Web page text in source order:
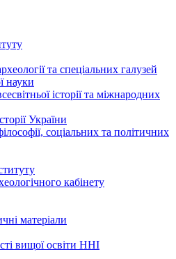
та спеціальних галузей
науки
історії та міжнародних
України
соціальних та політичних
кабінету
матеріали
вищої освіти ННІ